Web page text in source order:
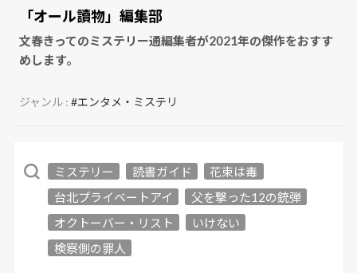
「オール讀物」編集部
文春きってのミステリー通編集者が2021年の傑作をおすす
めします。
ジャンル :#エンタメ・ミステリ
ミステリー 読書ガイド
花束は毒
台北プライベートアイ
父を撃った12の銃弾
オクトーバー・リスト
いけない
検察側の罪人